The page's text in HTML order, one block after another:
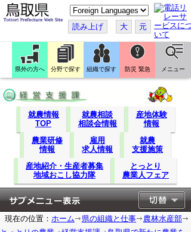
こ
の
ペ
ー
ジ
翻
訳
す
読み上げ 大 元
県外の方へ 分野で探す 組織で探す 防災 緊急 メニュー
就農情報
TOP
就農相談
相談会情報
産地体験
情報
農業研修
情報
雇用
求人情報
就農
支援施策
産地紹介・生産者募集
地域おこし協力隊
とっとり
農業人フェア
現在の位置： ホーム 県の組織と仕事
農林水産部